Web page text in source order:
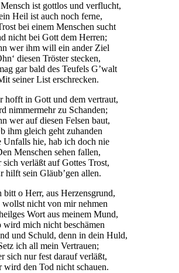
ist gottlos und verflucht,
Heil ist auch noch ferne,
bei einem Menschen sucht
nicht bei Gott dem Herren;
wer ihm will ein ander Ziel
diesen Tröster stecken,
gar bald des Teufels G’walt
seiner List erschrecken.
hofft in Gott und dem vertraut,
nimmermehr zu Schanden;
wer auf diesen Felsen baut,
ihm gleich geht zuhanden
Unfalls hie, hab ich doch nie
Menschen sehen fallen,
sich verläßt auf Gottes Trost,
hilft sein Gläub’gen allen.
bitt o Herr, aus Herzensgrund,
nicht von mir nehmen
Wort aus meinem Mund,
wird mich nicht beschämen
und Schuld, denn in dein Huld,
ich all mein Vertrauen;
sich nur fest darauf verläßt,
wird den Tod nicht schauen.